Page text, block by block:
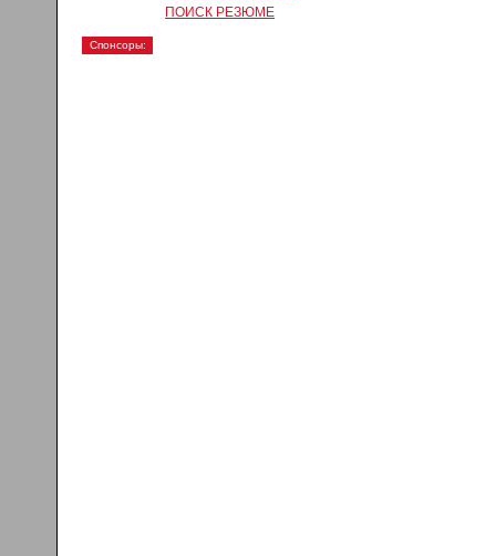
ПОИСК РЕЗЮМЕ
Спонсоры: